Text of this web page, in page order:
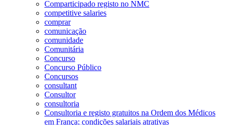
Comparticipado registo no NMC
competitive salaries
comprar
comunicação
comunidade
Comunitária
Concurso
Concurso Público
Concursos
consultant
Consultor
consultoria
Consultoria e registo gratuitos na Ordem dos Médicos
em França; condições salariais atrativas